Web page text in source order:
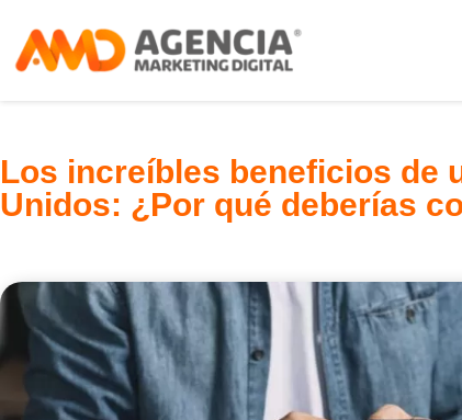
Los increíbles beneficios de
Unidos: ¿Por qué deberías